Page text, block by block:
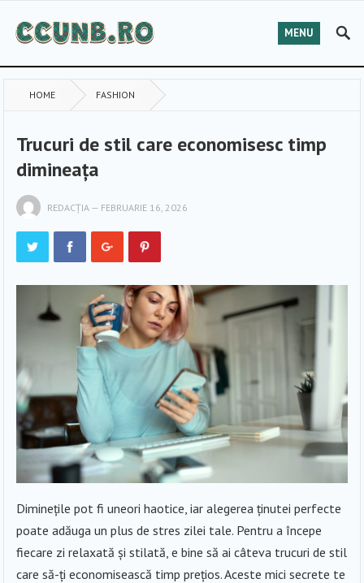
MENU
HOME FASHION
Trucuri de stil care economisesc timp
dimineața
REDACȚIA — FEBRUARIE 16, 2026
Diminețile pot fi uneori haotice, iar alegerea ținutei perfecte
poate adăuga un plus de stres zilei tale. Pentru a începe
fiecare zi relaxată și stilată, e bine să ai câteva trucuri de stil
care să-ți economisească timp prețios. Aceste mici secrete te